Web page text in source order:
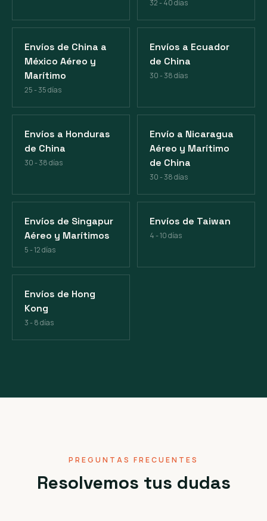
32 - 40 días
Envíos de China a
México Aéreo y
Marítimo
25 - 35 días
Envíos a Ecuador
de China
30 - 38 días
Envíos a Honduras
de China
30 - 38 días
Envío a Nicaragua
Aéreo y Marítimo
de China
30 - 38 días
Envíos de Singapur
Aéreo y Marítimos
5 - 12 días
Envíos de Taiwan
4 - 10 días
Envíos de Hong
Kong
3 - 8 días
PREGUNTAS FRECUENTES
Resolvemos tus dudas